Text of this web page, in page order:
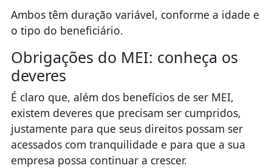
Ambos têm duração variável, conforme a idade e
o tipo do beneficiário.
Obrigações do MEI: conheça os
deveres
É claro que, além dos benefícios de ser MEI,
existem deveres que precisam ser cumpridos,
justamente para que seus direitos possam ser
acessados com tranquilidade e para que a sua
empresa possa continuar a crescer.